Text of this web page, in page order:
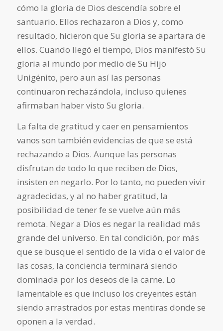
cómo la gloria de Dios descendía sobre el
santuario. Ellos rechazaron a Dios y, como
resultado, hicieron que Su gloria se apartara de
ellos. Cuando llegó el tiempo, Dios manifestó Su
gloria al mundo por medio de Su Hijo
Unigénito, pero aun así las personas
continuaron rechazándola, incluso quienes
afirmaban haber visto Su gloria.
La falta de gratitud y caer en pensamientos
vanos son también evidencias de que se está
rechazando a Dios. Aunque las personas
disfrutan de todo lo que reciben de Dios,
insisten en negarlo. Por lo tanto, no pueden vivir
agradecidas, y al no haber gratitud, la
posibilidad de tener fe se vuelve aún más
remota. Negar a Dios es negar la realidad más
grande del universo. En tal condición, por más
que se busque el sentido de la vida o el valor de
las cosas, la conciencia terminará siendo
dominada por los deseos de la carne. Lo
lamentable es que incluso los creyentes están
siendo arrastrados por estas mentiras donde se
oponen a la verdad.